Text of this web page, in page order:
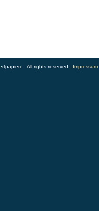
- All rights reserved - Impressum